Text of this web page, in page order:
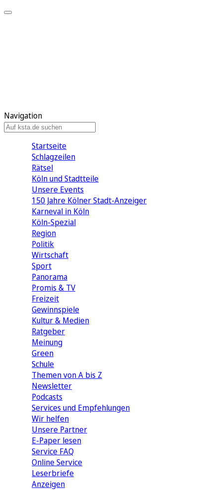
Navigation
Startseite
Schlagzeilen
Rätsel
Köln und Stadtteile
Unsere Events
150 Jahre Kölner Stadt-Anzeiger
Karneval in Köln
Köln-Spezial
Region
Politik
Wirtschaft
Sport
Panorama
Promis & TV
Freizeit
Gewinnspiele
Kultur & Medien
Ratgeber
Meinung
Green
Schule
Themen von A bis Z
Newsletter
Podcasts
Services und Empfehlungen
Wir helfen
Unsere Partner
E-Paper lesen
Service FAQ
Online Service
Leserbriefe
Anzeigen